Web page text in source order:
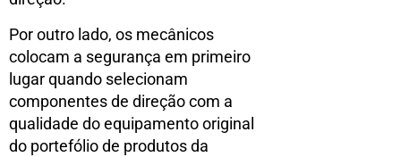
Por outro lado, os mecânicos
colocam a segurança em primeiro
lugar quando selecionam
componentes de direção com a
qualidade do equipamento original
do portefólio de produtos da